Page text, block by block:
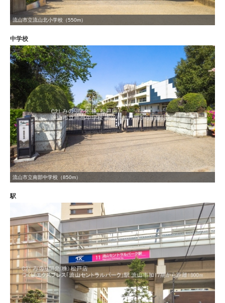
流山市立流山北小学校（550m）
中学校
流山市立南部中学校（850m）
駅